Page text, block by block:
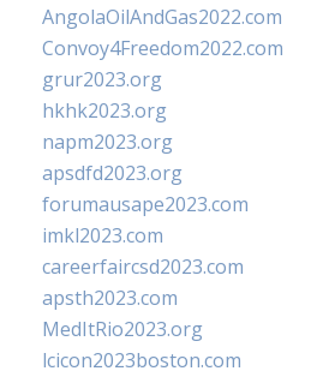
AngolaOilAndGas2022.com
Convoy4Freedom2022.com
grur2023.org
hkhk2023.org
napm2023.org
apsdfd2023.org
forumausape2023.com
imkl2023.com
careerfaircsd2023.com
apsth2023.com
MedItRio2023.org
lcicon2023boston.com